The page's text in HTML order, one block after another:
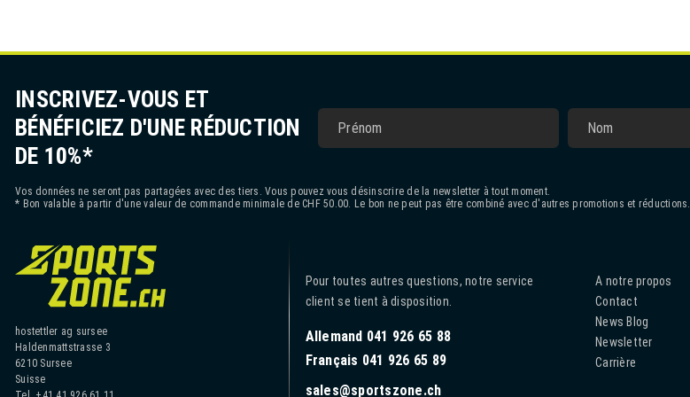
INSCRIVEZ-VOUS ET
BÉNÉFICIEZ D'UNE RÉDUCTION
DE 10%*
Vos données ne seront pas partagées avec des tiers. Vous pouvez vous désinscrire de la newsletter à tout moment.
* Bon valable à partir d'une valeur de commande minimale de CHF 50.00. Le bon ne peut pas être combiné avec d'autres promotions et réductions.
hostettler ag sursee
Haldenmattstrasse 3
6210 Sursee
Suisse
Pour toutes autres questions, notre service
client se tient à disposition.
Allemand 041 926 65 88
Français 041 926 65 89
sales@sportszone.ch
A notre propos
Contact
News Blog
Newsletter
Carrière